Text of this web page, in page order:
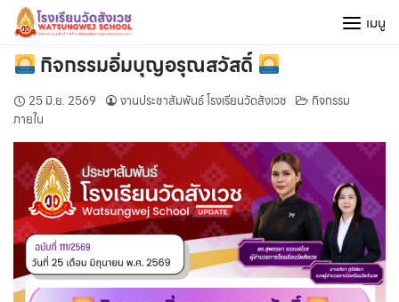
Skip
content
เมนู
กิจกรรมอิ่มบุญอรุณสวัสดิ์
25 มิ.ย. 2569 งานประชาสัมพันธ์ โรงเรียนวัดสังเวช
กิจกรรม
ภายใน